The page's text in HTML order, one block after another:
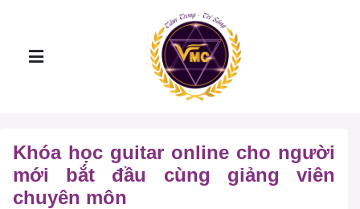
Khóa học guitar online cho người
mới bắt đầu cùng giảng viên
chuyên môn